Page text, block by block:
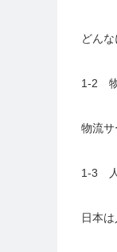
どん
1-2 物
物流サ
1-3 人
日本